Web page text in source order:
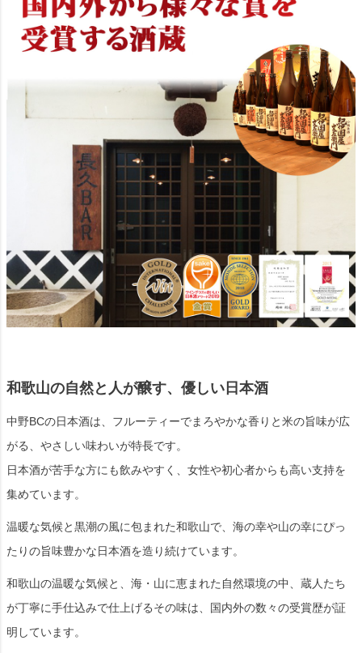
和歌山の自然と人が醸す、優しい日本酒
中野BCの日本酒は、フルーティーでまろやかな香りと米の旨味が広
がる、やさしい味わいが特長です。
日本酒が苦手な方にも飲みやすく、女性や初心者からも高い支持を
集めています。
温暖な気候と黒潮の風に包まれた和歌山で、海の幸や山の幸にぴっ
たりの旨味豊かな日本酒を造り続けています。
和歌山の温暖な気候と、海・山に恵まれた自然環境の中、蔵人たち
が丁寧に手仕込みで仕上げるその味は、国内外の数々の受賞歴が証
明しています。